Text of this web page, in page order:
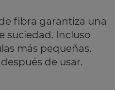
fibra garantiza una
suciedad. Incluso
más pequeñas.
de usar.